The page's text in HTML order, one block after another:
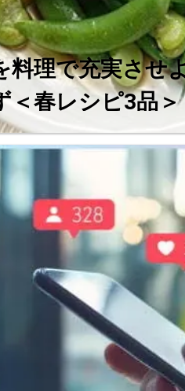
料理で充実させ
＜春レシピ3品＞